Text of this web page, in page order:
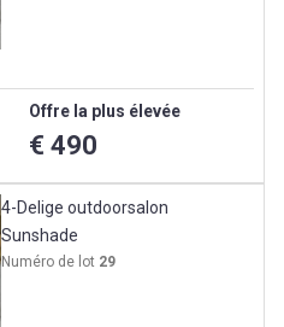
Offre la plus élevée
€ 490
4-Delige outdoorsalon
Sunshade
Numéro de lot 29